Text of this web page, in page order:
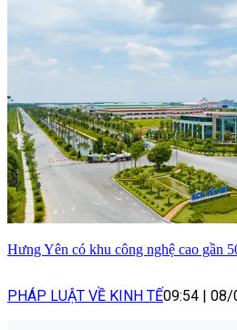
Hưng Yên có khu công nghệ cao gần
PHÁP LUẬT VỀ KINH TẾ09:54 | 08/